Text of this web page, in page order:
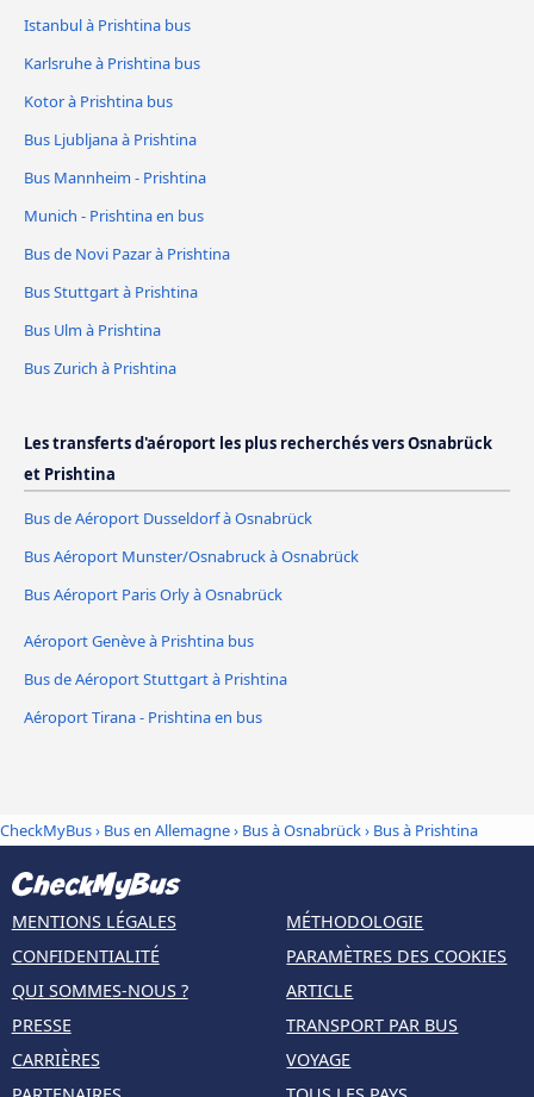
Istanbul à Prishtina bus
Karlsruhe à Prishtina bus
Kotor à Prishtina bus
Bus Ljubljana à Prishtina
Bus Mannheim - Prishtina
Munich - Prishtina en bus
Bus de Novi Pazar à Prishtina
Bus Stuttgart à Prishtina
Bus Ulm à Prishtina
Bus Zurich à Prishtina
Les transferts d'aéroport les plus recherchés vers Osnabrück
et Prishtina
Bus de Aéroport Dusseldorf à Osnabrück
Bus Aéroport Munster/Osnabruck à Osnabrück
Bus Aéroport Paris Orly à Osnabrück
Aéroport Genève à Prishtina bus
Bus de Aéroport Stuttgart à Prishtina
Aéroport Tirana - Prishtina en bus
CheckMyBus› Bus en Allemagne› Bus à Osnabrück› Bus à Prishtina
MENTIONS LÉGALES
CONFIDENTIALITÉ
QUI SOMMES-NOUS ?
PRESSE
CARRIÈRES
MÉTHODOLOGIE
PARAMÈTRES DES COOKIES
ARTICLE
TRANSPORT PAR BUS
VOYAGE